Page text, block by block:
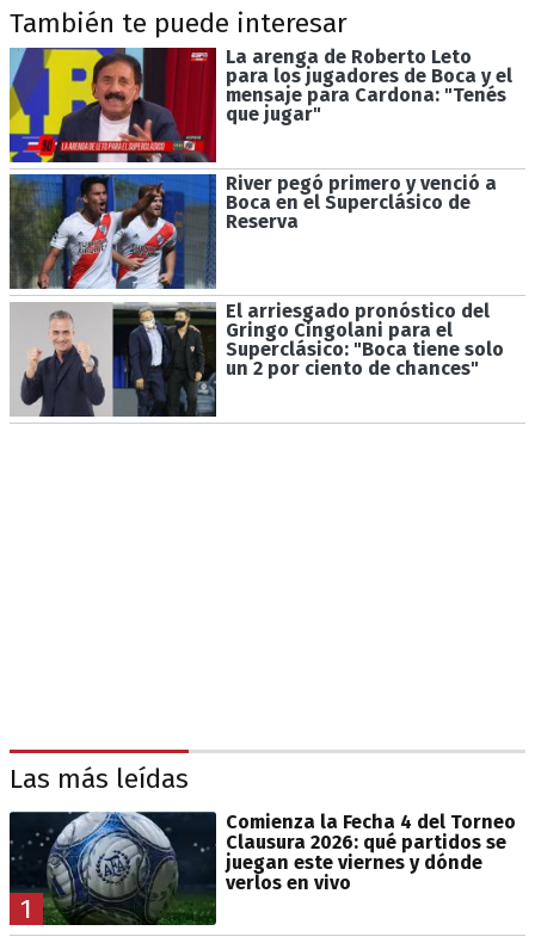
También te puede interesar
La arenga de Roberto Leto
para los jugadores de Boca y el
mensaje para Cardona: "Tenés
que jugar"
River pegó primero y venció a
Boca en el Superclásico de
Reserva
El arriesgado pronóstico del
Gringo Cingolani para el
Superclásico: "Boca tiene solo
un 2 por ciento de chances"
Las más leídas
1
Comienza la Fecha 4 del Torneo
Clausura 2026: qué partidos se
juegan este viernes y dónde
verlos en vivo